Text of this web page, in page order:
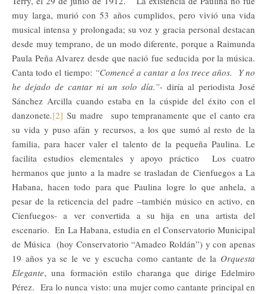
muy larga, murió con 53 años cumplidos, pero vivió una vida
musical intensa y prolongada; su voz y gracia personal destacan
desde muy temprano, de un modo diferente, porque a Raimunda
Paula Peña Alvarez desde que nació fue seducida por la música.
Canta todo el tiempo: “Comencé a cantar a los trece años. Y no
he dejado de cantar ni un solo día.”- diría al periodista José
Sánchez Arcilla cuando estaba en la cúspide del éxito con el
danzonete.[2] Su madre supo tempranamente que el canto era
su vida y puso afán y recursos, a los que sumó al resto de la
familia, para hacer valer el talento de la pequeña Paulina. Le
facilita estudios elementales y apoyo práctico Los cuatro
hermanos que junto a la madre se trasladan de Cienfuegos a La
Habana, hacen todo para que Paulina logre lo que anhela, a
pesar de la reticencia del padre –también músico en activo, en
Cienfuegos- a ver convertida a su hija en una artista del
escenario. En La Habana, estudia en el Conservatorio Municipal
de Música (hoy Conservatorio “Amadeo Roldán”) y con apenas
19 años ya se le ve y escucha como cantante de la Orquesta
Elegante, una formación estilo charanga que dirige Edelmiro
Pérez. Era lo nunca visto: una mujer como cantante principal en